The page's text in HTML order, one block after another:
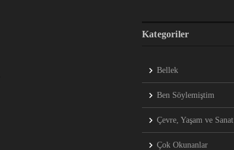
Kategoriler
Bellek
Ben Söylemiştim
Çevre, Yaşam ve Sanat
Çok Okunanlar